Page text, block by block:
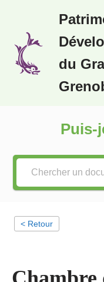
au
contenu
du
Puis-
< Retour